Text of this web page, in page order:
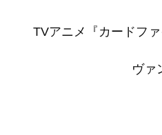
TVアニメ『カードフ
ヴァ